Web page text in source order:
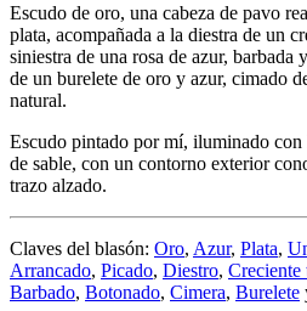
Escudo de oro, una cabeza de pavo
plata, acompañada a la diestra de un
siniestra de una rosa de azur, barbada
de un burelete de oro y azur, cimado
natural.
Escudo pintado por mí, iluminado con
de sable, con un contorno exterior
trazo alzado.
Claves del blasón: Oro, Azur, Plata,
Arrancado, Picado, Diestro, Creciente
Barbado, Botonado, Cimera, Burelete